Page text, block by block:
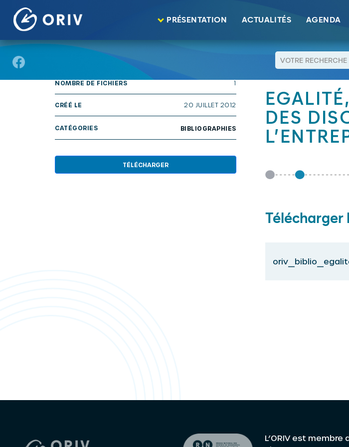
Aller au contenu PRÉSENTATION ACTUALITÉS AGENDA
publications Egalité, Diversité, Prévention des discriminations dans l’entreprise.
NOMBRE DE FICHIERS 1
CRÉÉ LE 20 JUILLET 2012
CATÉGORIES BIBLIOGRAPHIES
TÉLÉCHARGER
RETOUR
DES
Télécharger
L’ORIV est membre
Panneau de gestion des cookies